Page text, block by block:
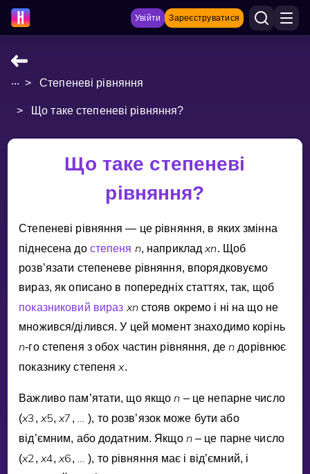
Увійти Зареєструватися
НАВЧАЛЬНІ МАТЕРІАЛИ
Curriculum
Показати більше
Multiplication Master
Показати більше
Invite a Friend
... > Степеневі рівняння
> Що таке степеневі рівняння?
Що таке степеневі
рівняння?
Степеневi рiвняння — це рiвняння, в яких змiнна
пiднесена до степеня n, наприклад xn. Щоб
розв’язати степеневе рiвняння, впорядковуємо
вираз, як описано в попереднiх статтях, так, щоб
показниковий вираз xnстояв окремо i нi на що не
множився/дiлився. У цей момент знаходимо корiнь
n-го степеня з обох частин рiвняння, де n дорiвнює
показнику степеня x.
Важливо пам’ятати, що якщо n – це непарне число
(x3 , x5, x7 , … ⁡), то розв’язок може бути або
вiд’ємним, або додатним. Якщо n– це парне число
(x2, x4, x6, … ⁡), то рiвняння має i вiд’ємний, i